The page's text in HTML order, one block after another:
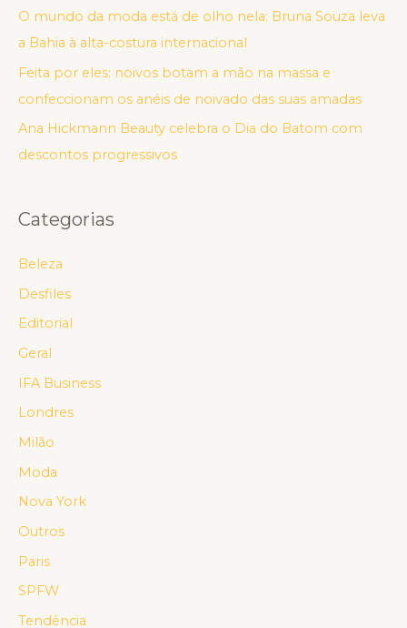
O mundo da moda está de olho nela: Bruna Souza leva
a Bahia à alta-costura internacional
Feita por eles: noivos botam a mão na massa e
confeccionam os anéis de noivado das suas amadas
Ana Hickmann Beauty celebra o Dia do Batom com
descontos progressivos
Categorias
Beleza
Desfiles
Editorial
Geral
IFA Business
Londres
Milão
Moda
Nova York
Outros
Paris
SPFW
Tendência